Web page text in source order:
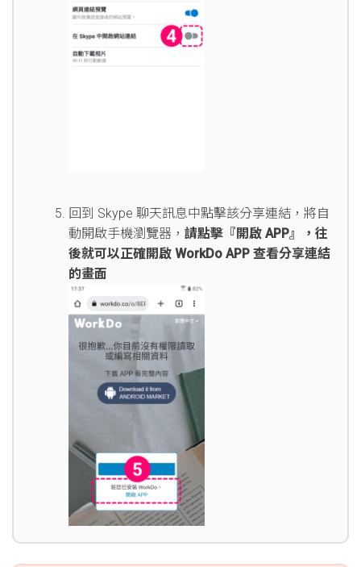
回到 Skype 聊天訊息中點擊該分享連結，將自
動開啟手機瀏覽器， 請點擊『開啟 APP』，往
後就可以正確開啟 WorkDo APP 查看分享連結
的畫面